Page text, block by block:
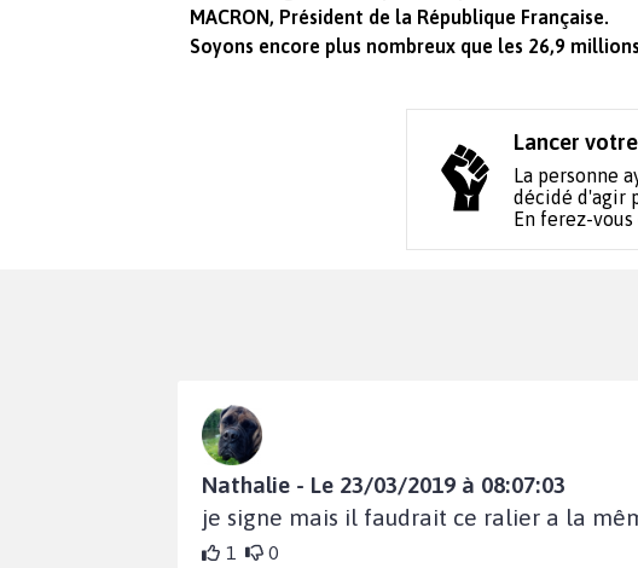
MACRON, Président de la République Française.
Soyons encore plus nombreux que les 26,9
Lancer
La personne
décidé d'agir
En ferez-vous
Nathalie - Le 23/03/2019 à 08:07:03
je signe mais il faudrait ce ralier a la
1 0